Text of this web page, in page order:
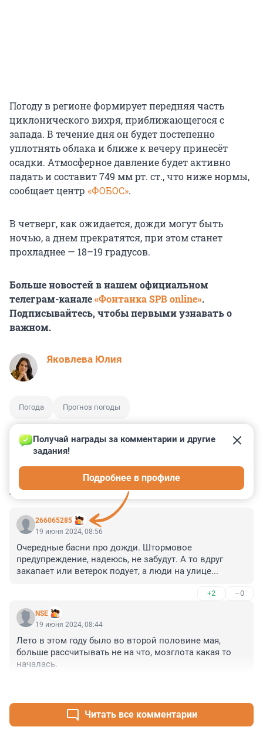
Погоду в регионе формирует передняя часть
циклонического вихря, приближающегося с
запада. В течение дня он будет постепенно
уплотнять облака и ближе к вечеру принесёт
осадки. Атмосферное давление будет активно
падать и составит 749 мм рт. ст., что ниже нормы,
сообщает центр «ФОБОС».
В четверг, как ожидается, дожди могут быть
ночью, а днем прекратятся, при этом станет
прохладнее — 18–19 градусов.
Больше новостей в нашем официальном
телеграм-канале«Фонтанка SPB online».
Подписывайтесь, чтобы первыми узнавать о
важном.
Яковлева Юлия
Погода Прогноз погоды
КОММЕНТАРИИ 2
266065285
Получай награды за комментарии и другие
задания!
Подробнее в профиле
19 июня 2024, 08:56
Очередные басни про дожди. Штормовое
предупреждение, надеюсь, не забудут. А то вдруг
закапает или ветерок подует, а люди на улице...
+2 –0
NSE
19 июня 2024, 08:44
Лето в этом году было во второй половине мая,
больше рассчитывать не на что, мозглота какая то
началась.
Читать все комментарии